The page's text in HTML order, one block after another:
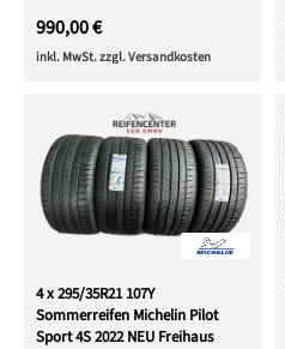
990,00 €
inkl. MwSt. zzgl. Versandkosten
4 x 295/35R21 107Y
Sommerreifen Michelin Pilot
Sport 4S 2022 NEU Freihaus